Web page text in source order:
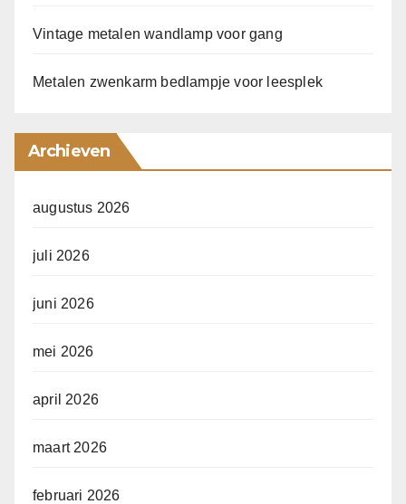
Vintage metalen wandlamp voor gang
Metalen zwenkarm bedlampje voor leesplek
Archieven
augustus 2026
juli 2026
juni 2026
mei 2026
april 2026
maart 2026
februari 2026